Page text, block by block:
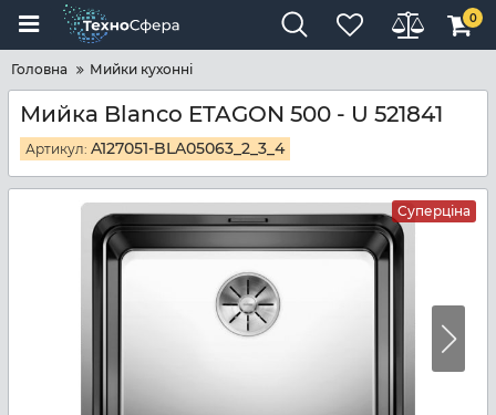
0
Головна Мийки кухонні
Мийка Blanco ETAGON 500 - U 521841
Артикул: A127051-BLA05063_2_3_4
Суперціна